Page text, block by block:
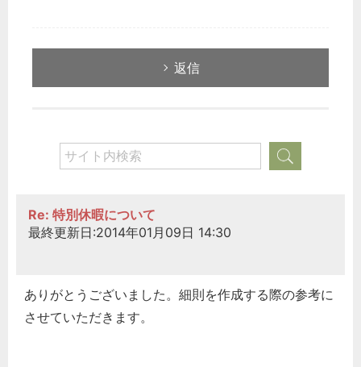
返信
Re: 特別休暇について
最終更新日:2014年01月09日 14:30
ありがとうございました。細則を作成する際の参考に
させていただきます。